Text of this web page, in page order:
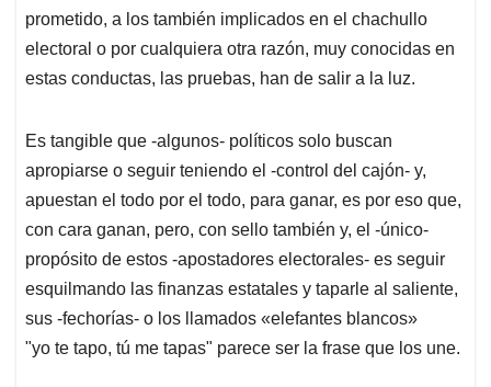
prometido, a los también implicados en el chachullo
electoral o por cualquiera otra razón, muy conocidas en
estas conductas, las pruebas, han de salir a la luz.
Es tangible que -algunos- políticos solo buscan
apropiarse o seguir teniendo el -control del cajón- y,
apuestan el todo por el todo, para ganar, es por eso que,
con cara ganan, pero, con sello también y, el -único-
propósito de estos -apostadores electorales- es seguir
esquilmando las finanzas estatales y taparle al saliente,
sus -fechorías- o los llamados «elefantes blancos»
"yo te tapo, tú me tapas" parece ser la frase que los une.